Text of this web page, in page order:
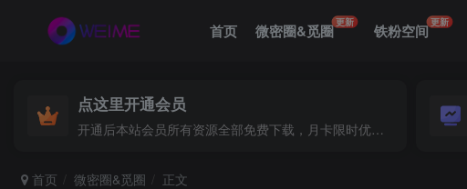
首页 微密圈&觅圈更新 铁粉空间更新
点这里开通会员
开通后本站会员所有资源全部免费下载，月卡限时优惠价低至29.9元，已更新500+个博主、9000+个资源，更多资源稳定更新中......
首页 微密圈&觅圈 正文